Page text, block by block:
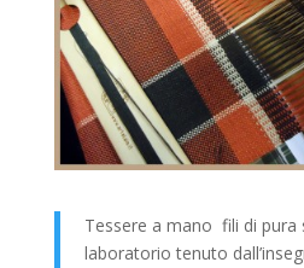
Tessere a mano fili di pura
laboratorio tenuto